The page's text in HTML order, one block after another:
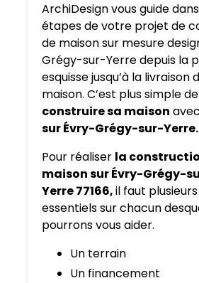
ArchiDesign vous guide
étapes de votre projet de
de maison sur mesure
Grégy-sur-Yerre depuis la
esquisse jusqu’à la livraison
maison. C’est plus simple de
construire sa maison
sur Évry-Grégy-sur-Yerre.
Pour réaliser la
maison sur Évry-Grégy-
Yerre 77166,il faut
essentiels sur chacun
pourrons vous aider.
Un terrain
Un financement